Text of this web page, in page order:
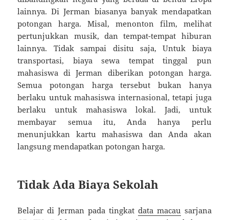
lainnya. Di Jerman biasanya banyak mendapatkan
potongan harga. Misal, menonton film, melihat
pertunjukkan musik, dan tempat-tempat hiburan
lainnya. Tidak sampai disitu saja, Untuk biaya
transportasi, biaya sewa tempat tinggal pun
mahasiswa di Jerman diberikan potongan harga.
Semua potongan harga tersebut bukan hanya
berlaku untuk mahasiswa internasional, tetapi juga
berlaku untuk mahasiswa lokal. Jadi, untuk
membayar semua itu, Anda hanya perlu
menunjukkan kartu mahasiswa dan Anda akan
langsung mendapatkan potongan harga.
Tidak Ada Biaya Sekolah
Belajar di Jerman pada tingkat data macau sarjana